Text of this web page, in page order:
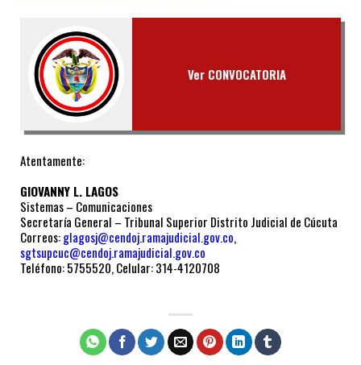
Ver CONVOCATORIA
Atentamente:
GIOVANNY L. LAGOS
Sistemas – Comunicaciones
Secretaría General – Tribunal Superior Distrito Judicial de Cúcuta
Correos:glagosj@cendoj.ramajudicial.gov.co,
sgtsupcuc@cendoj.ramajudicial.gov.co
Teléfono: 5755520, Celular: 314-4120708